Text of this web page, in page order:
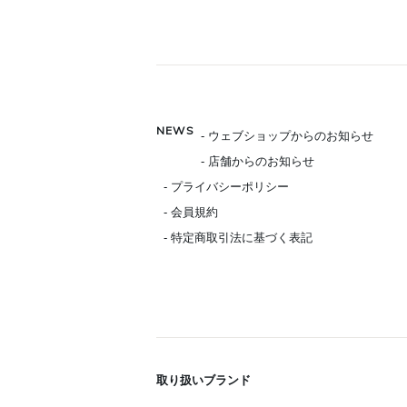
NEWS - ウェブショップからのお知らせ
- 店舗からのお知らせ
- プライバシーポリシー
- 会員規約
- 特定商取引法に基づく表記
取り扱いブランド